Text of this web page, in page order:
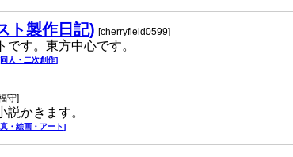
ト製作日記) [cherryfield0599]
す。東方中心です。
人・二次創作]
守]
かきます。
・絵画・アート]